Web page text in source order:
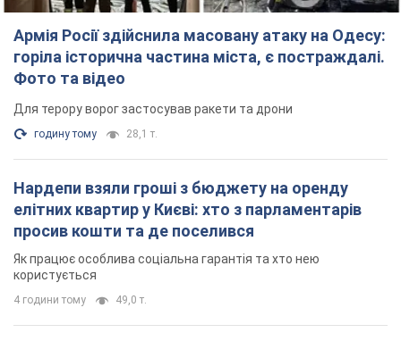
Армія Росії здійснила масовану атаку на Одесу:
горіла історична частина міста, є постраждалі.
Фото та відео
Для терору ворог застосував ракети та дрони
годину тому 28,1 т.
Нардепи взяли гроші з бюджету на оренду
елітних квартир у Києві: хто з парламентарів
просив кошти та де поселився
Як працює особлива соціальна гарантія та хто нею
користується
4 години тому 49,0 т.